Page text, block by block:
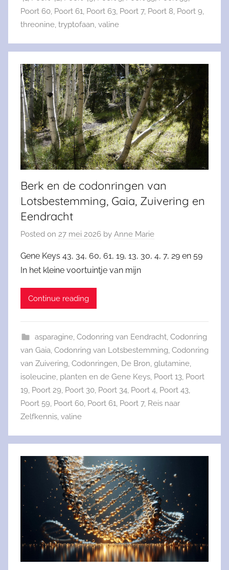
Poort 60, Poort 61, Poort 63, Poort 7, Poort 8, Poort 9,
threonine, tryptofaan, valine
Berk en de codonringen van
Lotsbestemming, Gaia, Zuivering en
Eendracht
Posted on 27 mei 2026 by Anne Marie
Gene Keys 43, 34, 60, 61, 19, 13, 30, 4, 7, 29 en 59
In het kleine voortuintje van mijn
Continue reading
asparagine, Codonring van Eendracht, Codonring
van Gaia, Codonring van Lotsbestemming, Codonring
van Zuivering, Codonringen, De Bron, glutamine,
isoleucine, planten en de Gene Keys, Poort 13, Poort
19, Poort 29, Poort 30, Poort 34, Poort 4, Poort 43,
Poort 59, Poort 60, Poort 61, Poort 7, Reis naar
Zelfkennis, valine